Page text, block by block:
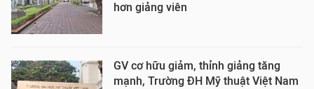
hơn giảng viên
GV cơ hữu giảm, thỉnh giảng tăng
mạnh, Trường ĐH Mỹ thuật Việt Nam